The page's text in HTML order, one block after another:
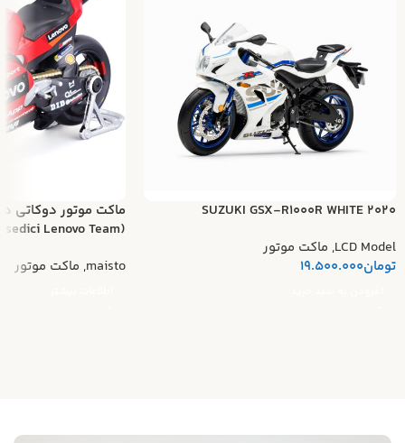
SUZUKI GSX-R1000R WHITE 2020
LCD Model
, ماکت موتور
تومان19.500.000
ماکت موتور دوکاتی
(Ducati Desmosedici Lenovo Team)
maisto
, ماکت موتور